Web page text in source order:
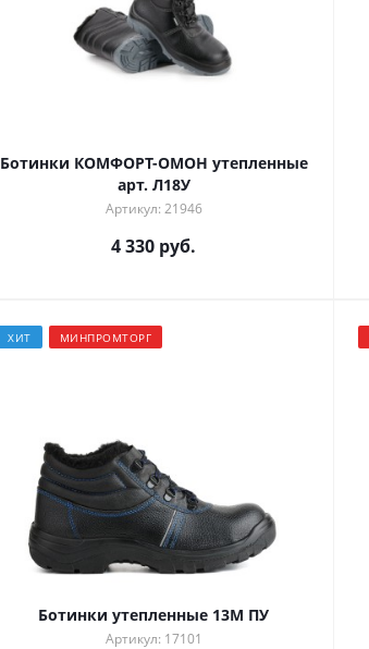
Ботинки КОМФОРТ-ОМОН утепленные
арт. Л18У
Артикул: 21946
4 330 руб.
ХИТ МИНПРОМТОРГ
Ботинки утепленные 13М ПУ
Артикул: 17101